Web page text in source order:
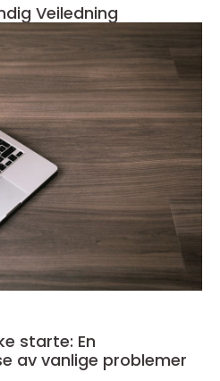
Veiledning
starte: En
av vanlige problemer